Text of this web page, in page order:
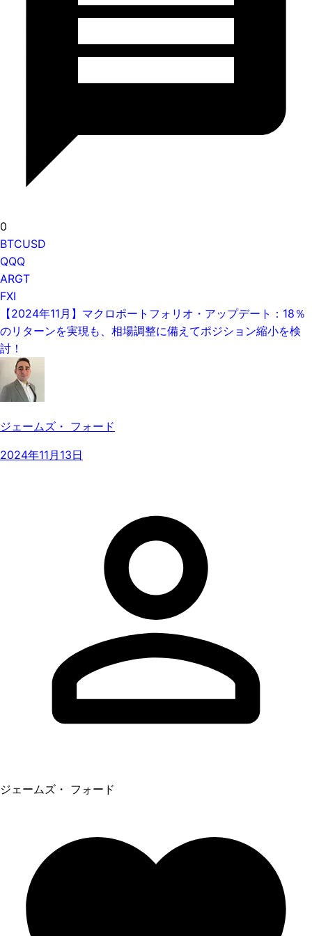
0
BTCUSD
QQQ
ARGT
FXI
【2024年11月】マクロポートフォリオ・アップデート：18％
のリターンを実現も、相場調整に備えてポジション縮小を検
討！
ジェームズ・ フォード
2024年11月13日
ジェームズ・ フォード